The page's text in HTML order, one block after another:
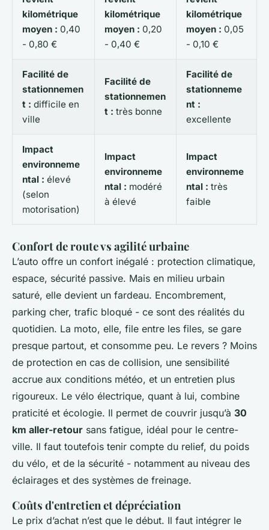
kilométrique
moyen : 0,40
- 0,80 €
kilométrique
moyen : 0,20
- 0,40 €
kilométrique
moyen : 0,05
- 0,10 €
Facilité de
stationnemen
t : difficile en
ville
Facilité de
stationnemen
t : très bonne
Facilité de
stationneme
nt :
excellente
Impact
environneme
ntal : élevé
(selon
motorisation)
Impact
environneme
ntal : modéré
à élevé
Impact
environneme
ntal : très
faible
Confort de route vs agilité urbaine
L’auto offre un confort inégalé : protection climatique,
espace, sécurité passive. Mais en milieu urbain
saturé, elle devient un fardeau. Encombrement,
parking cher, trafic bloqué - ce sont des réalités du
quotidien. La moto, elle, file entre les files, se gare
presque partout, et consomme peu. Le revers ? Moins
de protection en cas de collision, une sensibilité
accrue aux conditions météo, et un entretien plus
rigoureux. Le vélo électrique, quant à lui, combine
praticité et écologie. Il permet de couvrir jusqu’à 30
km aller-retour sans fatigue, idéal pour le centre-
ville. Il faut toutefois tenir compte du relief, du poids
du vélo, et de la sécurité - notamment au niveau des
éclairages et des systèmes de freinage.
Coûts d'entretien et dépréciation
Le prix d’achat n’est que le début. Il faut intégrer le